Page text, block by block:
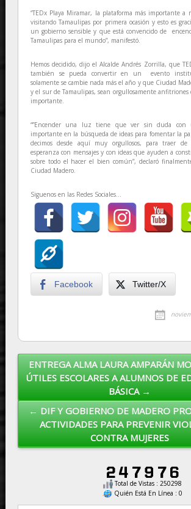
“TEDx Playa Miramar, la plataforma más importante a
visitando Tamaulipas por primera ocasión y esto es
un gobierno sensible y que está convencido de
Tamaulipas para el mundo”, manifestó.
Hemos decidido, dijo el Alcalde Andrés Zorrilla, que
también se pueda convertir en un evento
solamente se cambie nada más el año y que Ciudad
y el sur de Tamaulipas, sean orgullosamente anfitriones
importante.
“”Encender una luz tiene que ver sin duda con
importante en la búsqueda de ideas para fomentar la
decimos desde aquí muy orgullosos, para traer
esperanza con mensajes y con ideas que ayuden a
sobre todo el hacer el bien común”, declaró
Ciudad Madero.
Siguenos en las Redes Sociales...
Facebook Twitter/X
Post navigation
ENTREGA ALMA LAURA AMPARÁN
ÚTILES ESCOLARES A ALUMNOS DE
BÁSICA →
← DIF Y GOBIERNO DE MADERO
ACTIVIDADES PARA PREVENIR
CONTRA MUJERES
Total de Vistas : 250298
Quién Está En Línea : 0